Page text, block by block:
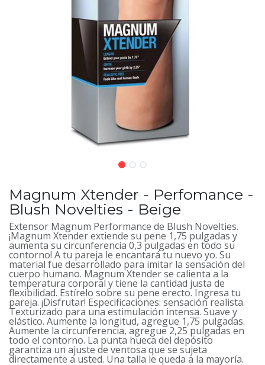
Magnum Xtender - Perfomance -
Blush Novelties - Beige
Extensor Magnum Performance de Blush Novelties.
¡Magnum Xtender extiende su pene 1,75 pulgadas y
aumenta su circunferencia 0,3 pulgadas en todo su
contorno! A tu pareja le encantará tu nuevo yo. Su
material fue desarrollado para imitar la sensación del
cuerpo humano. Magnum Xtender se calienta a la
temperatura corporal y tiene la cantidad justa de
flexibilidad. Estírelo sobre su pene erecto. Ingresa tu
pareja. ¡Disfrutar! Especificaciones: sensación realista.
Texturizado para una estimulación intensa. Suave y
elástico. Aumente la longitud, agregue 1,75 pulgadas.
Aumente la circunferencia, agregue 2,25 pulgadas en
todo el contorno. La punta hueca del depósito
garantiza un ajuste de ventosa que se sujeta
directamente a usted. Una talla le queda a la mayoría.